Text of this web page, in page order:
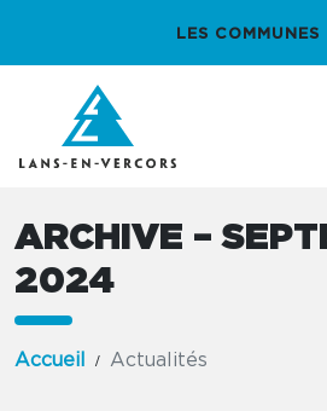
LES COMMUNES
ARCHIVE –
2024
Accueil Actualités